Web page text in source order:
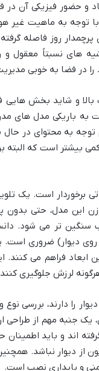
می کنیم، ابعاد و حضور
با توجه به ماهیت غیر
روز فاصله
های نسبتاً معقول و
در فضا به خوبی
بالا و شاید بخش هایی
توجه به محتوای در
اینچ، از اهمیت حیاتی
سنگین تر می شود.
دیوار) ضروری است.
ابعاد فراهم می کنند.
لرزش جلوگیری
تلویزیون 82 اینچ بر روی دیوار
گرفته اند و باید
از دیوار نباشد.